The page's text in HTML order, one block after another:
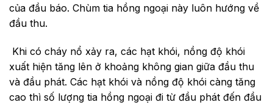
của đầu báo. Chùm tia hồng ngoại này luôn hướng về
đầu thu.
Khi có cháy nổ xảy ra, các hạt khói, nồng độ khói
xuất hiện tăng lên ở khoảng không gian giữa đầu thu
và đầu phát. Các hạt khói và nồng độ khói càng tăng
cao thì số lượng tia hồng ngoại đi từ đầu phát đến đầu